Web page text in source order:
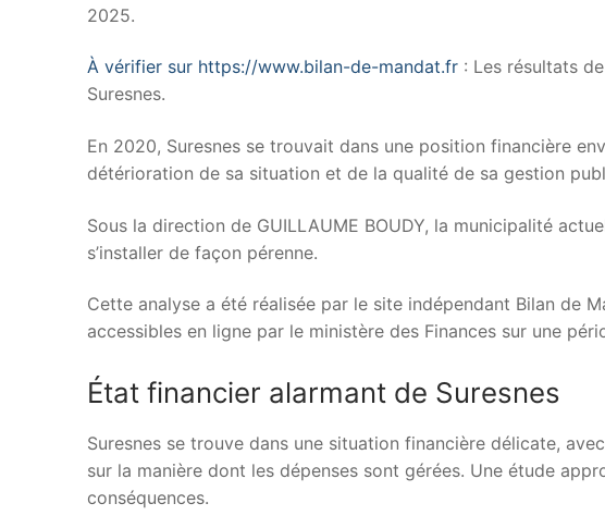
2025.
À vérifier sur https://www.bilan-de-mandat.fr : Les résultats
Suresnes.
En 2020, Suresnes se trouvait dans une position financière
détérioration de sa situation et de la qualité de sa gestion
Sous la direction de GUILLAUME BOUDY, la municipalité
s’installer de façon pérenne.
Cette analyse a été réalisée par le site indépendant Bilan de
accessibles en ligne par le ministère des Finances sur une
État financier alarmant de Suresnes
Suresnes se trouve dans une situation financière délicate,
sur la manière dont les dépenses sont gérées. Une étude
conséquences.